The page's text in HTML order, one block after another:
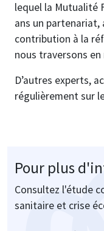
lequel la Mutualité
ans un
contribution à la
nous traversons en
D’autres experts,
régulièrement sur
Pour plus
Consultez l'étude
sanitaire et crise